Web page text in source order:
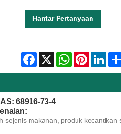
Hantar Pertanyaan
Facebook
X WhatsAppPinterest
68916-73-4
makanan, produk kecantikan